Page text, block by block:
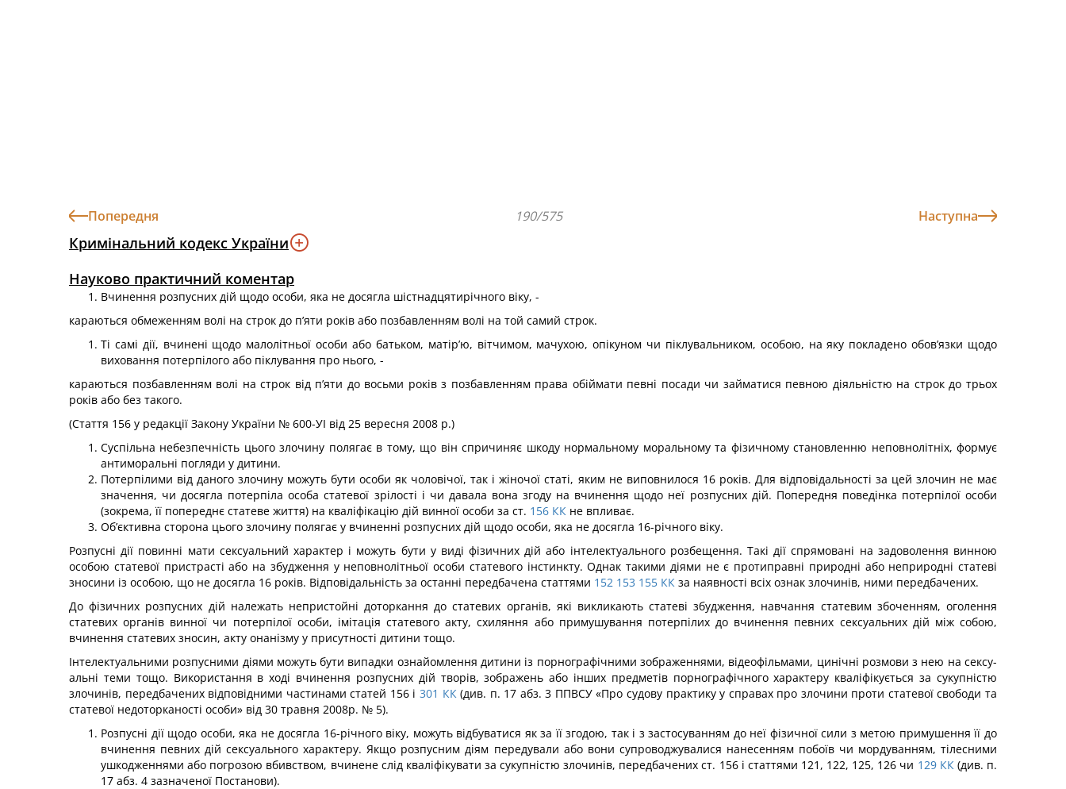
Попередня 190/575 Наступна
Кримінальний кодекс України
Науково практичний коментар
Вчинення розпусних дій щодо особи, яка не досягла шістнадцятирічного віку, -
караються обмеженням волі на строк до п’яти років або позбавленням волі на той самий строк.
Ті самі дії, вчинені щодо малолітньої особи або батьком, матір’ю, вітчимом, мачухою, опікуном чи піклувальником, особою, на яку покладено обов’язки щодо
виховання потерпілого або піклування про нього, -
караються позбавленням волі на строк від п’яти до восьми років з позбав­ленням права обіймати певні посади чи займатися певною діяльністю на строк до трьох
років або без такого.
(Стаття 156 у редакції Закону України № 600-УІ від 25 вересня 2008 р.)
Суспільна небезпечність цього злочину полягає в тому, що він спричиняє шко­ду нормальному моральному та фізичному становленню неповнолітніх, формує
анти­моральні погляди у дитини.
Потерпілими від даного злочину можуть бути особи як чоловічої, так і жіночої статі, яким не виповнилося 16 років. Для відповідальності за цей злочин не має
зна­чення, чи досягла потерпіла особа статевої зрілості і чи давала вона згоду на вчинен­ня щодо неї розпусних дій. Попередня поведінка потерпілої особи
(зокрема, її попе­реднє статеве життя) на кваліфікацію дій винної особи за ст. 156 КК не впливає.
Об’єктивна сторона цього злочину полягає у вчиненні розпусних дій щодо особи, яка не досягла 16-річного віку.
Розпусні дії повинні мати сексуальний характер і можуть бути у виді фізичних дій або інтелектуального розбещення. Такі дії спрямовані на задоволення винною
особою статевої пристрасті або на збудження у неповнолітньої особи статевого інстинкту. Однак такими діями не є протиправні природні або неприродні статеві
зносини із особою, що не досягла 16 років. Відповідальність за останні передбачена статтями 152 153 155 КК за наявності всіх ознак злочинів, ними передбачених.
До фізичних розпусних дій належать непристойні доторкання до статевих органів, які викликають статеві збудження, навчання статевим збоченням, оголення
статевих органів винної чи потерпілої особи, імітація статевого акту, схиляння або примушу­вання потерпілих до вчинення певних сексуальних дій між собою,
вчинення статевих зносин, акту онанізму у присутності дитини тощо.
Інтелектуальними розпусними діями можуть бути випадки ознайомлення дитини із порнографічними зображеннями, відеофільмами, цинічні розмови з нею на сексу­
альні теми тощо. Використання в ході вчинення розпусних дій творів, зображень або інших предметів порнографічного характеру кваліфікується за сукупністю
злочинів, передбачених відповідними частинами статей 156 і 301 КК(див. п. 17 абз. 3 ППВСУ «Про судову практику у справах про злочини проти статевої свободи та
статевої недоторканості особи» від 30 травня 2008р. № 5).
Розпусні дії щодо особи, яка не досягла 16-річного віку, можуть відбуватися як за її згодою, так і з застосуванням до неї фізичної сили з метою примушення її до
вчинення певних дій сексуального характеру. Якщо розпусним діям передували або вони супроводжувалися нанесенням побоїв чи мордуванням, тілесними
ушкоджен­нями або погрозою вбивством, вчинене слід кваліфікувати за сукупністю злочинів, передбачених ст. 156 і статтями 121, 122, 125, 126 чи 129 КК(див. п.
17 абз. 4 зазна­ченої Постанови).